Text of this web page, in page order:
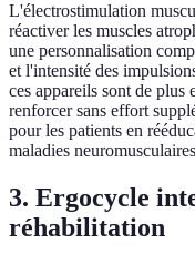
L'électrostimulation
réactiver les muscles
une personnalisation
et l'intensité des
ces appareils sont de plus
renforcer sans effort
pour les patients en
maladies
3. Ergocycle
réhabilitation